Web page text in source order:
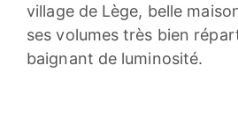
village de Lège, belle
ses volumes très bien
baignant de luminosité.